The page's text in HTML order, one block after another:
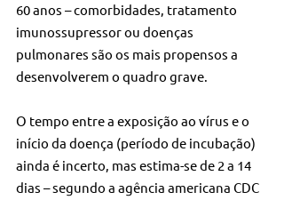
60 anos – comorbidades, tratamento
imunossupressor ou doenças
pulmonares são os mais propensos a
desenvolverem o quadro grave.
O tempo entre a exposição ao vírus e o
início da doença (período de incubação)
ainda é incerto, mas estima-se de 2 a 14
dias – segundo a agência americana CDC